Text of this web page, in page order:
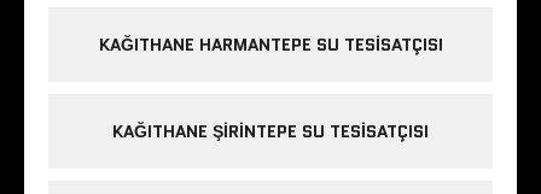
KAĞITHANE HARMANTEPE SU TESISATÇISI
KAĞITHANE ŞIRINTEPE SU TESISATÇISI